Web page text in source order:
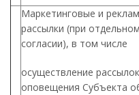
Маркетинговые и
рассылки (при отдельном
согласии), в том числе
осуществление
оповещения Субъекта